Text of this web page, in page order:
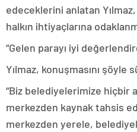
edeceklerini anlatan
halkın ihtiyaçlarına
“Gelen parayı iyi
Yılmaz, konuşmasını şöyle
“Biz belediyelerimize hiçbir
merkezden kaynak tahsis
merkezden yerele,